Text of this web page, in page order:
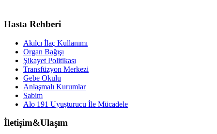
Hasta Rehberi
Akılcı İlaç Kullanımı
Organ Bağışı
Şikayet Politikası
Transfüzyon Merkezi
Gebe Okulu
Anlaşmalı Kurumlar
Sabim
Alo 191 Uyuşturucu İle Mücadele
İletişim&Ulaşım